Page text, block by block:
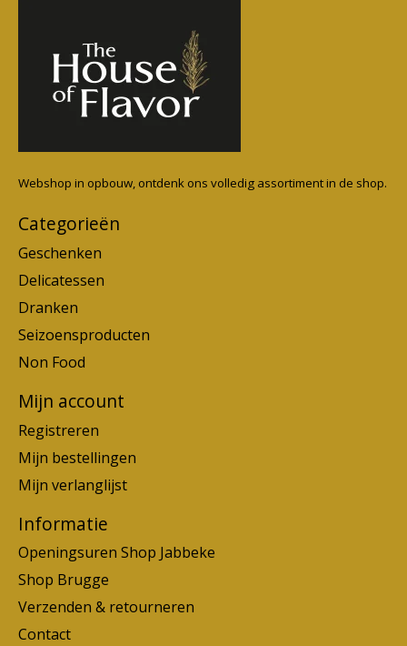
Webshop in opbouw, ontdenk ons volledig assortiment in de shop.
Categorieën
Geschenken
Delicatessen
Dranken
Seizoensproducten
Non Food
Mijn account
Registreren
Mijn bestellingen
Mijn verlanglijst
Informatie
Openingsuren Shop Jabbeke
Shop Brugge
Verzenden & retourneren
Contact